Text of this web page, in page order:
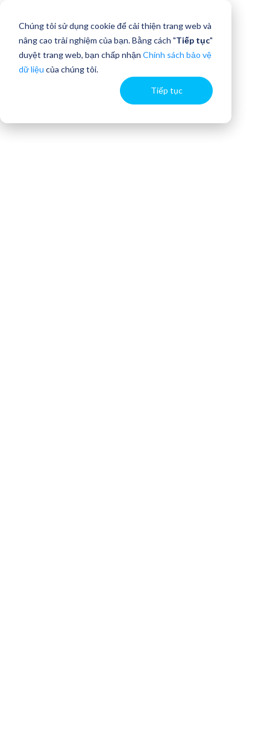
Chúng tôi sử dụng cookie để cải thiện trang web và
nâng cao trải nghiệm của bạn. Bằng cách "Tiếp tục"
duyệt trang web, bạn chấp nhận Chính sách bảo vệ
dữ liệu của chúng tôi.
Tiếp tục